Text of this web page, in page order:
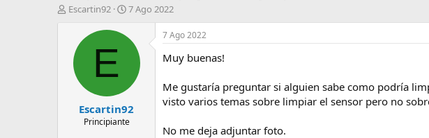
IEscartin92
F
h
e
n
i
7 Ago 2022
E
Escartin92
Principiante
7 Ago 2022
Muy buenas!
Me gustaría preguntar si alguien sabe como podría
visto varios temas sobre limpiar el sensor pero no
No me deja adjuntar foto.